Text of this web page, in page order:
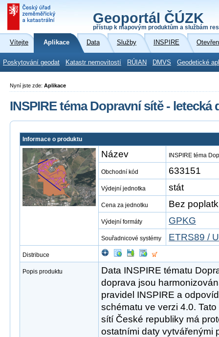
Geoportál ČÚZK
přístup k mapovým produktům a službám
Vítejte Aplikace Data Služby INSPIRE
Poskytování geodat Katastr nemovitostí RÚIAN DMVS Geodetické
Nyní jste zde: Aplikace
INSPIRE téma Dopravní sítě - letecká
Informace o produktu
Název INSPIRE téma
Obchodní kód 633151
Výdejní jednotka stát
Cena za jednotku Bez
Výdejní formáty GPKG
Souřadnicové systémy ETRS89 /
Distribuce
Popis produktu
Data INSPIRE tématu
doprava jsou
pravidel INSPIRE a
schématu ve verzi 4.0.
sítí České republiky má
ostatními daty vytvářenými